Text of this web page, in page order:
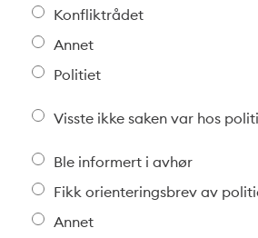
Konfliktrådet
Annet
Politiet
K
f
k
Visste ikke saken var hos
P
t
Ble informert i avhør
Fikk orienteringsbrev av
Annet